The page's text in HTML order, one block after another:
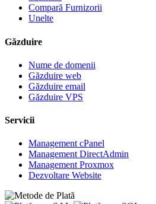
Compară Furnizorii
Unelte
Găzduire
Nume de domenii
Găzduire web
Găzduire email
Găzduire VPS
Servicii
Management cPanel
Management DirectAdmin
Management Proxmox
Dezvoltare Website